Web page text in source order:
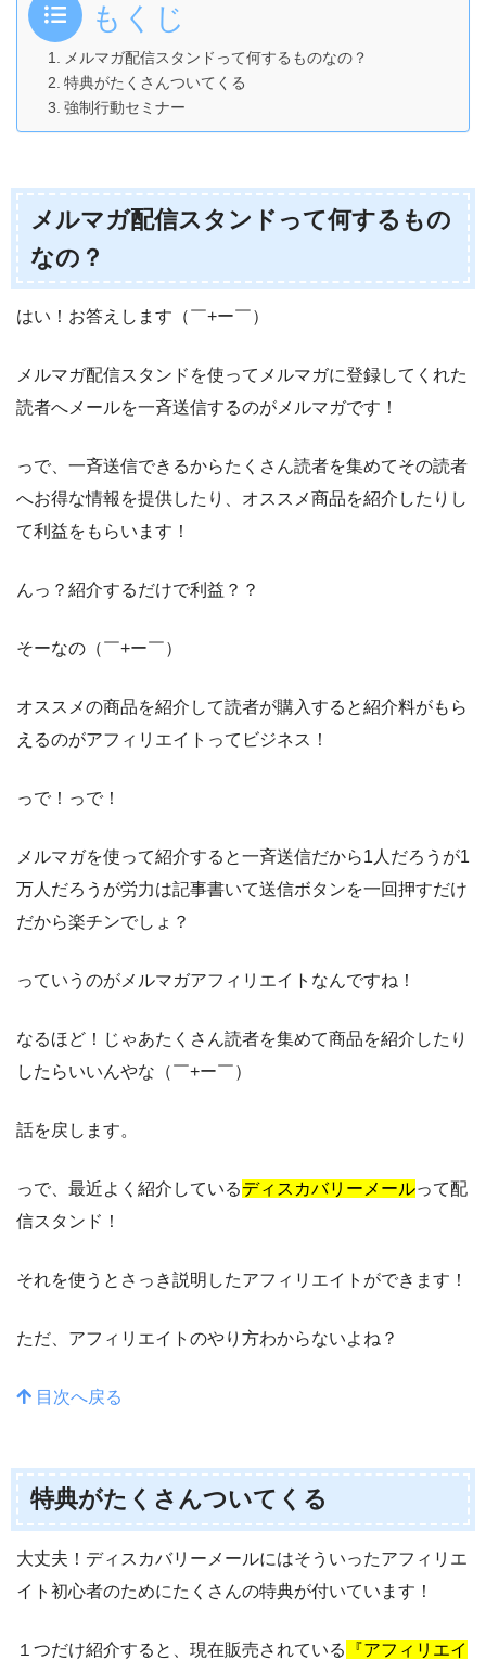
もくじ
メルマガ配信スタンドって何するものなの？
特典がたくさんついてくる
強制行動セミナー
メルマガ配信スタンドって何するもの
なの？
はい！お答えします（￣+ー￣）
メルマガ配信スタンドを使ってメルマガに登録してくれた
読者へメールを一斉送信するのがメルマガです！
っで、一斉送信できるからたくさん読者を集めてその読者
へお得な情報を提供したり、オススメ商品を紹介したりし
て利益をもらいます！
んっ？紹介するだけで利益？？
そーなの（￣+ー￣）
オススメの商品を紹介して読者が購入すると紹介料がもら
えるのがアフィリエイトってビジネス！
っで！っで！
メルマガを使って紹介すると一斉送信だから1人だろうが1
万人だろうが労力は記事書いて送信ボタンを一回押すだけ
だから楽チンでしょ？
っていうのがメルマガアフィリエイトなんですね！
なるほど！じゃあたくさん読者を集めて商品を紹介したり
したらいいんやな（￣+ー￣）
話を戻します。
っで、最近よく紹介しているディスカバリーメールって配
信スタンド！
それを使うとさっき説明したアフィリエイトができます！
ただ、アフィリエイトのやり方わからないよね？
目次へ戻る
特典がたくさんついてくる
大丈夫！ディスカバリーメールにはそういったアフィリエ
イト初心者のためにたくさんの特典が付いています！
１つだけ紹介すると、現在販売されている
『アフィリエイ